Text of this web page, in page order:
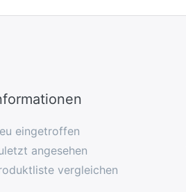
eingetroffen
angesehen
vergleichen